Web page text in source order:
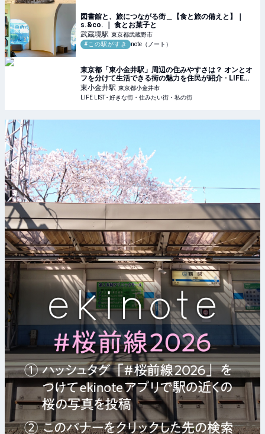
図書館と、旅につながる街＿【食と旅の備えと】｜
s.&co. ｜ 食とお菓子と
武蔵境駅 東京都武蔵野市
#この駅がすき
note（ノート）
東京都「東小金井駅」周辺の住みやすさは？ オンとオ
フを分けて生活できる街の魅力を住民が紹介 - LIFE
LIST - 好きな街・住みたい街・私の街
東小金井駅 東京都小金井市
LIFE LIST - 好きな街・住みたい街・私の街